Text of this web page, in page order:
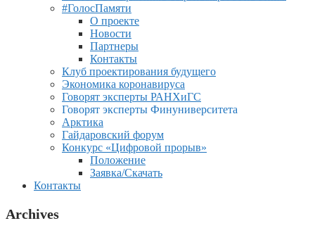
#ГолосПамяти
О проекте
Новости
Партнеры
Контакты
Клуб проектирования будущего
Экономика коронавируса
Говорят эксперты РАНХиГС
Говорят эксперты Финуниверситета
Арктика
Гайдаровский форум
Конкурс «Цифровой прорыв»
Положение
Заявка/Скачать
Контакты
Archives